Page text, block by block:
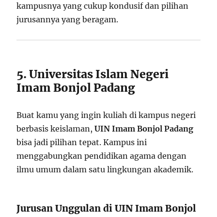
kampusnya yang cukup kondusif dan pilihan
jurusannya yang beragam.
5. Universitas Islam Negeri
Imam Bonjol Padang
Buat kamu yang ingin kuliah di kampus negeri
berbasis keislaman,UIN Imam Bonjol Padang
bisa jadi pilihan tepat. Kampus ini
menggabungkan pendidikan agama dengan
ilmu umum dalam satu lingkungan akademik.
Jurusan Unggulan di UIN Imam Bonjol